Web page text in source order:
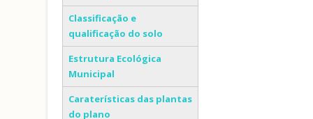
Classificação e
qualificação do solo
Estrutura Ecológica
Municipal
Caraterísticas das plantas
do plano